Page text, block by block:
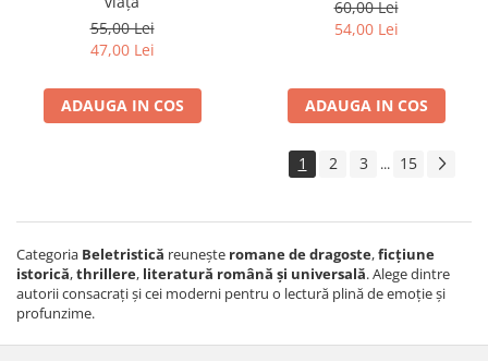
55,00 Lei
47,00 Lei
ADAUGA IN COS
60,00 Lei
54,00 Lei
ADAUGA IN COS
1 2 3 ... 15
Categoria Beletristică reunește romane de dragoste,ficțiune
istorică,thrillere, literatură română și universală. Alege dintre
autorii consacrați și cei moderni pentru o lectură plină de emoție și
profunzime.